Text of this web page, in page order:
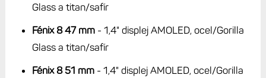
Glass a titan/safír
Fénix 8 47 mm- 1,4" displej AMOLED, ocel/Gorilla
Glass a titan/safír
Fénix 8 51 mm- 1,4" displej AMOLED, ocel/Gorilla